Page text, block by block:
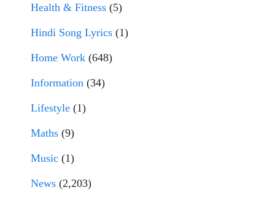
Health & Fitness (5)
Hindi Song Lyrics (1)
Home Work (648)
Information (34)
Lifestyle (1)
Maths (9)
Music (1)
News (2,203)